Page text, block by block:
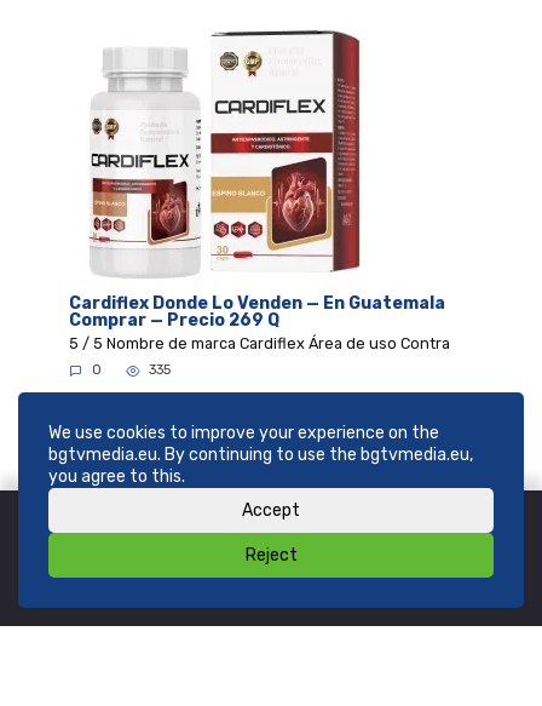
We use cookies to improve your experience on the
bgtvmedia.eu. By continuing to use the bgtvmedia.eu,
you agree to this.
Accept
Reject
Cardiflex Donde Lo Venden — En Guatemala
Comprar — Precio 269 Q
5 / 5 Nombre de marca Cardiflex Área de uso Contra
0 335